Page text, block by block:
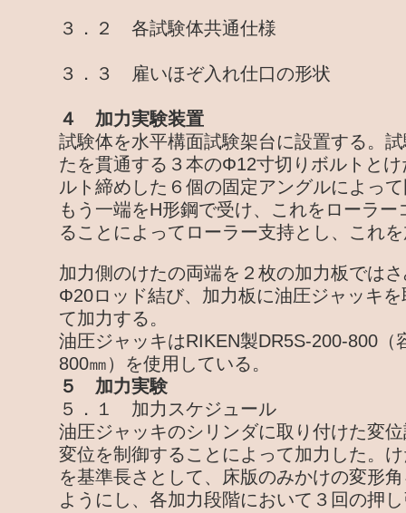
３．２ 各試験体共通仕様
３．３ 雇いほぞ入れ仕口の形状
４ 加力実験装置
試験体を水平構面試験架台に設置する。
たを貫通する３本のΦ12寸切りボルトと
ルト締めした６個の固定アングルによっ
もう一端をH形鋼で受け、これをローラ
ることによってローラー支持とし、これ
加力側のけたの両端を２枚の加力板では
Φ20ロッド結び、加力板に油圧ジャッキ
て加力する。
油圧ジャッキはRIKEN製DR5S-200-800（
800㎜）を使用している。
５ 加力実験
５．１ 加力スケジュール
油圧ジャッキのシリンダに取り付けた変
変位を制御することによって加力した。
を基準長さとして、床版のみかけの変形
ようにし、各加力段階において３回の押